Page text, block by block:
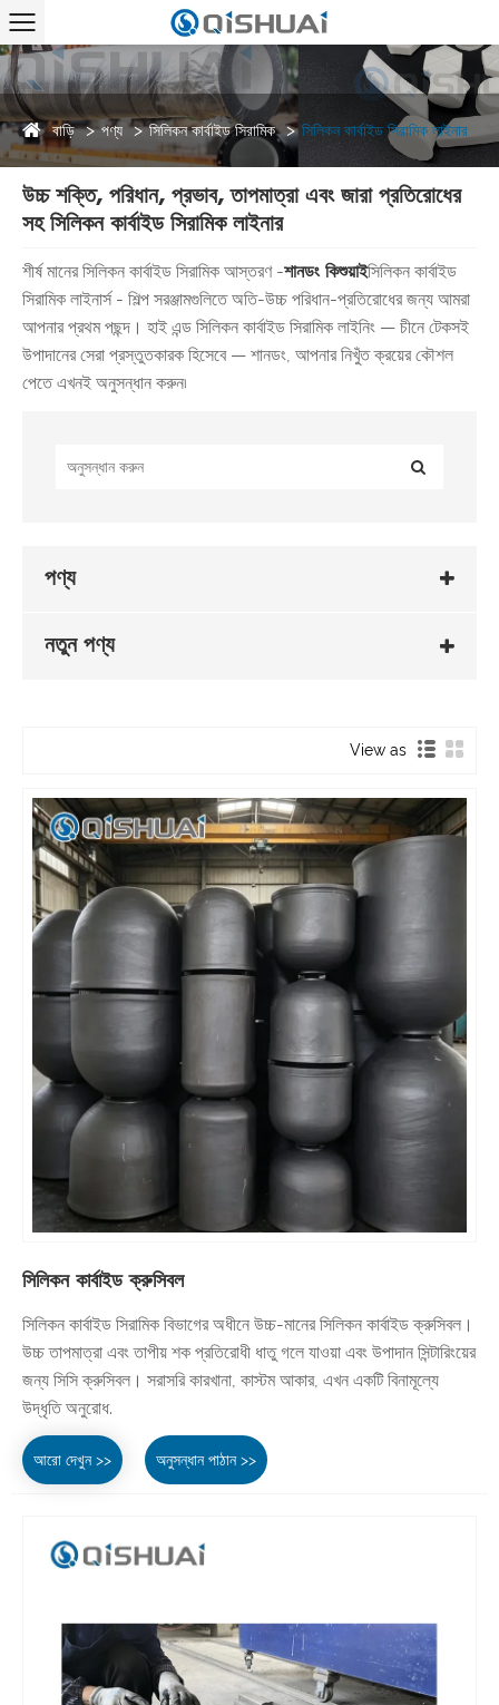
বাড়ি পণ্য সিলিকন কার্বাইড সিরামিক সিলিকন কার্বাইড সিরামিক লাইনার
উচ্চ শক্তি, পরিধান, প্রভাব, তাপমাত্রা এবং জারা প্রতিরোধের
সহ সিলিকন কার্বাইড সিরামিক লাইনার
শীর্ষ মানের সিলিকন কার্বাইড সিরামিক আস্তরণ -শানডং কিশুয়াইসিলিকন কার্বাইড
সিরামিক লাইনার্স - শিল্প সরঞ্জামগুলিতে অতি-উচ্চ পরিধান-প্রতিরোধের জন্য আমরা
আপনার প্রথম পছন্দ। হাই এন্ড সিলিকন কার্বাইড সিরামিক লাইনিং — চীনে টেকসই
উপাদানের সেরা প্রস্তুতকারক হিসেবে — শানডং, আপনার নিখুঁত ক্রয়ের কৌশল
পেতে এখনই অনুসন্ধান করুন৷
পণ্য
নতুন পণ্য
View as
সিলিকন কার্বাইড ক্রুসিবল
সিলিকন কার্বাইড সিরামিক বিভাগের অধীনে উচ্চ-মানের সিলিকন কার্বাইড ক্রুসিবল।
উচ্চ তাপমাত্রা এবং তাপীয় শক প্রতিরোধী ধাতু গলে যাওয়া এবং উপাদান সিন্টারিংয়ের
জন্য সিসি ক্রুসিবল। সরাসরি কারখানা, কাস্টম আকার, এখন একটি বিনামূল্যে
উদ্ধৃতি অনুরোধ.
আরো দেখুন >> অনুসন্ধান পাঠান >>